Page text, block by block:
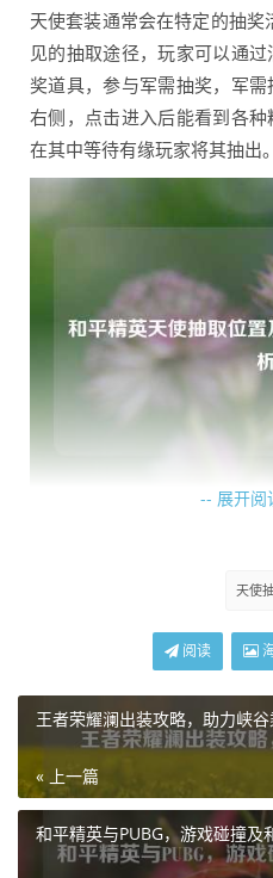
天使套装通常会在特定的抽
见的抽取途径，玩家可以通
奖道具，参与军需抽奖，军
右侧，点击进入后能看到各
在其中等待有缘玩家将其抽出。
者在官方社交媒体渠道提前
部分合作活动也会涉及天使
或影视 IP 的联动活动，可能
在合作活动的抽奖池中，玩
要想在和平精英中抽取天使
限时特别活动以及各类合作
不定就能幸运地将天使套装
-- 展开阅
天使
阅读
王者荣耀澜出装攻略，助力峡
« 上一篇
和平精英与PUBG，游戏碰撞及